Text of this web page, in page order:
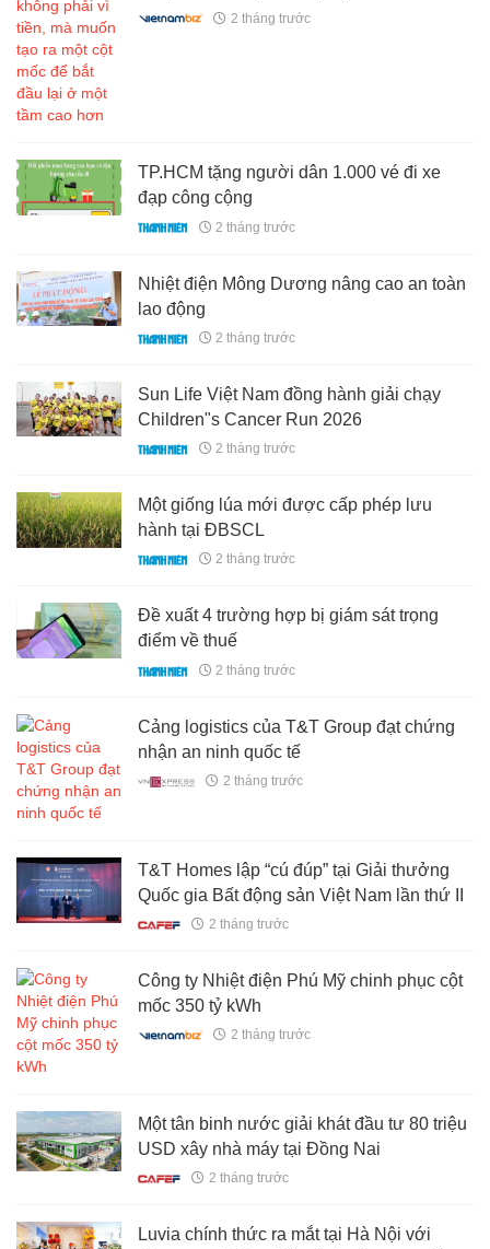
đầu lại ở một tầm cao hơn
2 tháng trước
TP.HCM tặng người dân 1.000 vé đi xe
đạp công cộng
2 tháng trước
Nhiệt điện Mông Dương nâng cao an toàn
lao động
2 tháng trước
Sun Life Việt Nam đồng hành giải chạy
Children"s Cancer Run 2026
2 tháng trước
Một giống lúa mới được cấp phép lưu
hành tại ĐBSCL
2 tháng trước
Đề xuất 4 trường hợp bị giám sát trọng
điểm về thuế
2 tháng trước
Cảng logistics của T&T Group đạt chứng
nhận an ninh quốc tế
2 tháng trước
T&T Homes lập “cú đúp” tại Giải thưởng
Quốc gia Bất động sản Việt Nam lần thứ II
2 tháng trước
Công ty Nhiệt điện Phú Mỹ chinh phục cột
mốc 350 tỷ kWh
2 tháng trước
Một tân binh nước giải khát đầu tư 80 triệu
USD xây nhà máy tại Đồng Nai
2 tháng trước
Luvia chính thức ra mắt tại Hà Nội với